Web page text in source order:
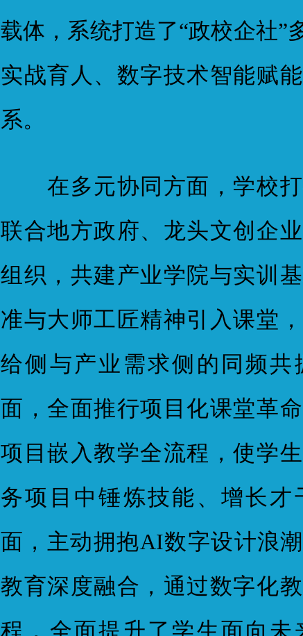
载体，系统打造了“政校企社”
实战育人、数字技术智能赋
系。
在多元协同方面，学校打
联合地方政府、龙头文创企
组织，共建产业学院与实训
准与大师工匠精神引入课堂
给侧与产业需求侧的同频共
面，全面推行项目化课堂革
项目嵌入教学全流程，使学
务项目中锤炼技能、增长才
面，主动拥抱AI数字设计浪
教育深度融合，通过数字化
程，全面提升了学生面向未